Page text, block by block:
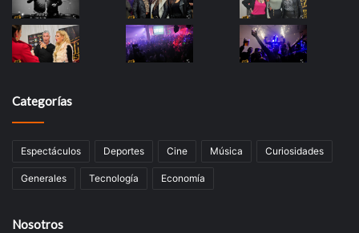
Categorías
Espectáculos Deportes Cine Música Curiosidades
Generales Tecnología Economía
Nosotros